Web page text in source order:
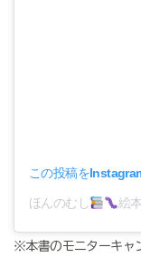
この投稿を
ほんのむし 絵本
※本書のモニターキャ